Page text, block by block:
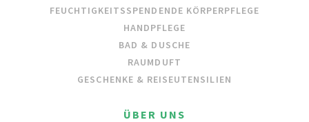
FEUCHTIGKEITSSPENDENDE KÖRPERPFLEGE
HANDPFLEGE
BAD & DUSCHE
RAUMDUFT
GESCHENKE & REISEUTENSILIEN
ÜBER UNS